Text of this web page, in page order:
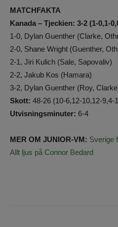
MATCHFAKTA
Kanada – Tjeckien: 3-2 (1-0,1-
1-0, Dylan Guenther (Clarke,
2-0, Shane Wright (Guenther,
2-1, Jiri Kulich (Sale, Sapovaliv)
2-2, Jakub Kos (Hamara)
3-2, Dylan Guenther (Roy,
Skott: 48-26 (10-6,12-10,12-9,4-
Utvisningsminuter: 6-4
MER OM JUNIOR-VM: Sverige
Allt ljus på Connor Bedard